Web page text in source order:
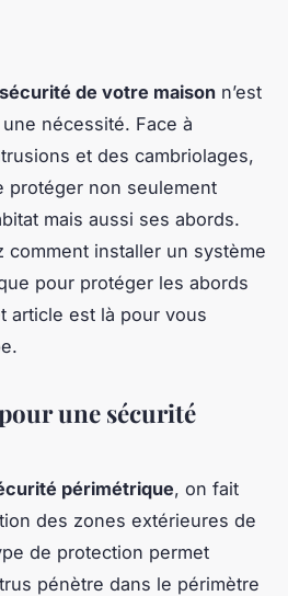
sécurité de votre maison n’est
nécessité. Face à
et des cambriolages,
protéger non seulement
mais aussi ses abords.
comment installer un système
pour protéger les abords
article est là pour vous
une sécurité
périmétrique, on fait
des zones extérieures de
de protection permet
pénètre dans le périmètre